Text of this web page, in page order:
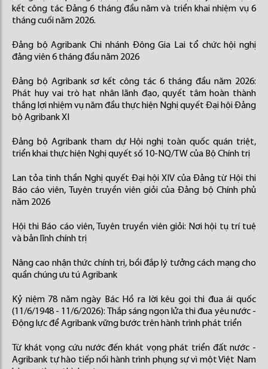
kết công tác Đảng 6 tháng đầu năm và triển khai nhiệm vụ 6
tháng cuối năm 2026.
Đảng bộ Agribank Chi nhánh Đông Gia Lai tổ chức hội nghị
đảng viên 6 tháng đầu năm 2026
Đảng bộ Agribank sơ kết công tác 6 tháng đầu năm 2026:
Phát huy vai trò hạt nhân lãnh đạo, quyết tâm hoàn thành
thắng lợi nhiệm vụ năm đầu thực hiện Nghị quyết Đại hội Đảng
bộ Agribank XI
Đảng bộ Agribank tham dự Hội nghị toàn quốc quán triệt,
triển khai thực hiện Nghị quyết số 10-NQ/TW của Bộ Chính trị
Lan tỏa tinh thần Nghị quyết Đại hội XIV của Đảng từ Hội thi
Báo cáo viên, Tuyên truyền viên giỏi của Đảng bộ Chính phủ
năm 2026
Hội thi Báo cáo viên, Tuyên truyền viên giỏi: Nơi hội tụ trí tuệ
và bản lĩnh chính trị
Nâng cao nhận thức chính trị, bồi đắp lý tưởng cách mạng cho
quần chúng ưu tú Agribank
Kỷ niệm 78 năm ngày Bác Hồ ra lời kêu gọi thi đua ái quốc
(11/6/1948 - 11/6/2026): Thắp sáng ngọn lửa thi đua yêu nước -
Động lực để Agribank vững bước trên hành trình phát triển
Từ khát vọng cứu nước đến khát vọng phát triển đất nước -
Agribank tự hào tiếp nối hành trình phụng sự vì một Việt Nam